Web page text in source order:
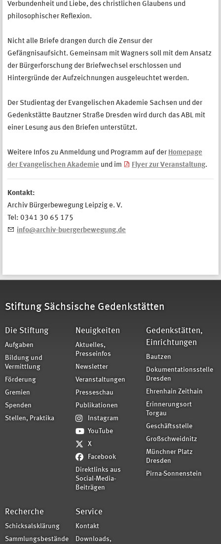
Verbundenheit und Liebe, des christlichen Glaubens und
philosophischer Reflexion.
Nicht alle Briefe drangen durch die Zensur der
Gefängnisaufsicht. Gemeinsam mit Wagners soll mit dem Ansatz
der Bürgerforschung der Briefwechsel erschlossen und
Hintergründe der Aufzeichnungen ausgeleuchtet werden.
Der Studientag der Evangelischen Akademie Sachsen und der
Gedenkstätte Bautzner Straße Dresden wird durch das ABL mit
einer Lesung aus den Briefen unterstützt.
Weitere Infos zu Anmeldung und Programm auf der Homepage
der Evangelischen Akademie und im Flyer zur Veranstaltung.
Kontakt:
Archiv Bürgerbewegung Leipzig e. V.
Tel: 0341 30 65 175
info@archiv-buergerbewegung.de
Stiftung Sächsische Gedenkstätten
Die Stiftung
Aufgaben
Bildung und
Vermittlung
Förderung
Gremien
Spenden
Stellen, Praktika
Neuigkeiten
Aktuelles,
Presseinfos
Newsletter
Veranstaltungen
Presseschau
Publikationen
Instagram
YouTube
X
Facebook
Direktlinks aus
Social-Media-
Beiträgen
Gedenkstätten,
Einrichtungen
Bautzen
Dokumentationsstelle
Dresden
Ehrenhain Zeithain
Erinnerungsort
Torgau
Geschäftsstelle
Großschweidnitz
Münchner Platz
Dresden
Pirna-Sonnenstein
Recherche
Schicksalsklärung
Sammlungsbestände
Service
Kontakt
Downloads,